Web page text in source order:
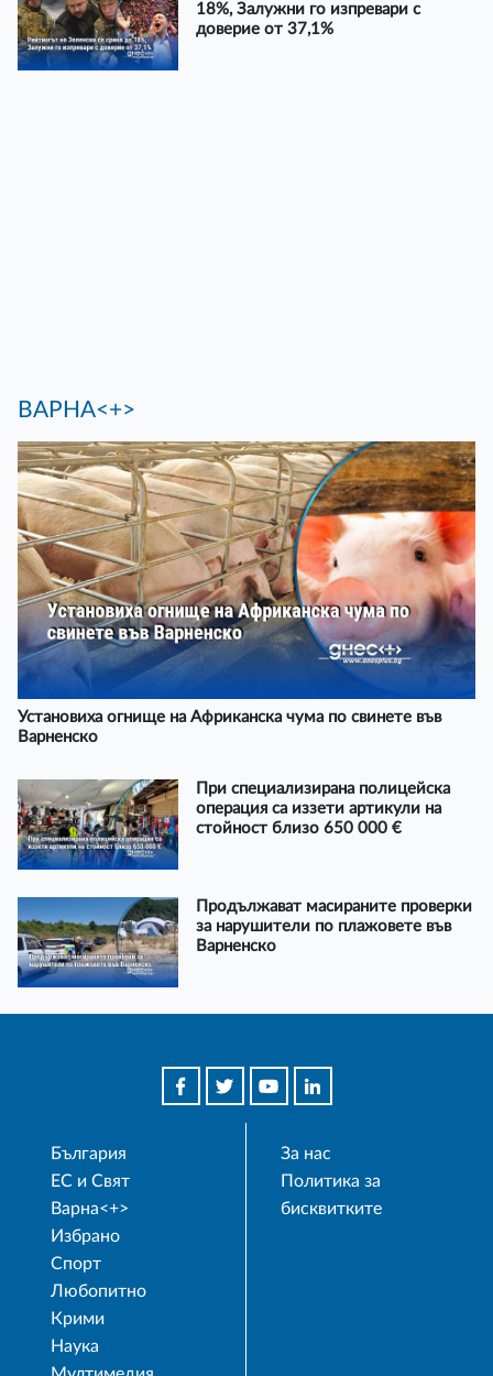
18%, Залужни го изпревари с
доверие от 37,1%
ВАРНА<+>
Установиха огнище на Африканска чума по свинете във
Варненско
При специализирана полицейска
операция са иззети артикули на
стойност близо 650 000 €
Продължават масираните проверки
за нарушители по плажовете във
Варненско
България
ЕС и Свят
Варна<+>
Избрано
Спорт
Любопитно
Крими
Наука
За нас
Политика за
бисквитките